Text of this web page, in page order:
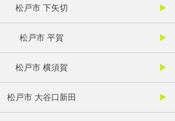
松戸市 下矢切
松戸市 平賀
松戸市 横須賀
松戸市 大谷口新田